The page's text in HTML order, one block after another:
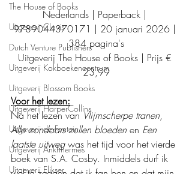
The House of Books
Uitgeverij Clavis
Dutch Venture Publishers
Uitgeverij Kokboekencentrum
Uitgeverij Blossom Books
Uitgeverij HarperCollins
Uitgeverij de Fontein
Uitgeverij Ankhhermes
Uitgeverij Elikser
Nederlands | Paperback |
9789044370171 | 20 januari 2026 |
384 pagina's
Uitgeverij The House of Books | Prijs €
23,99
Voor het lezen:
Na het lezen van Vlijmscherpe tranen,
Alle zondaars zullen bloeden en Een
laatste uitweg was het tijd voor het vierde
boek van S.A. Cosby. Inmiddels durf ik